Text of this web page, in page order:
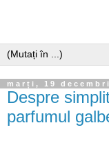
marți, 19
Despre
parfumul